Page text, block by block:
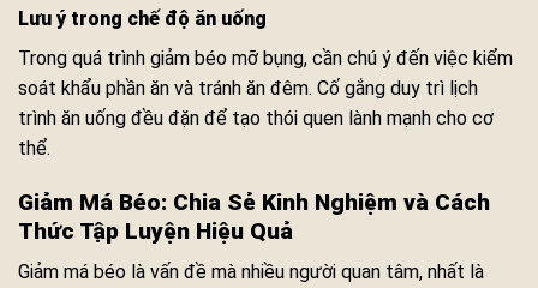
Lưu ý trong chế độ ăn uống
Trong quá trình giảm béo mỡ bụng, cần chú ý đến việc kiểm
soát khẩu phần ăn và tránh ăn đêm. Cố gắng duy trì lịch
trình ăn uống đều đặn để tạo thói quen lành mạnh cho cơ
thể.
Giảm Má Béo: Chia Sẻ Kinh Nghiệm và Cách
Thức Tập Luyện Hiệu Quả
Giảm má béo là vấn đề mà nhiều người quan tâm, nhất là